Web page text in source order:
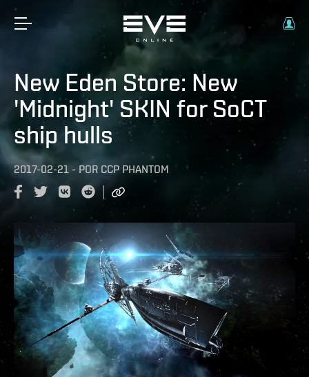
New Eden Store: New
'Midnight' SKIN for SoCT
ship hulls
2017-02-21 - POR CCP PHANTOM